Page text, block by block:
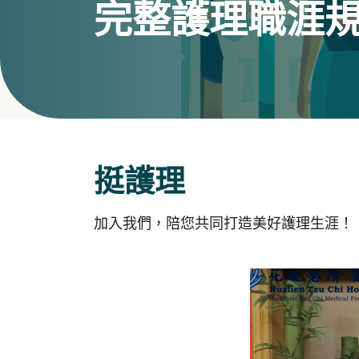
完整護理職涯
挺護理
加入我們，陪您共同打造美好護理生涯！